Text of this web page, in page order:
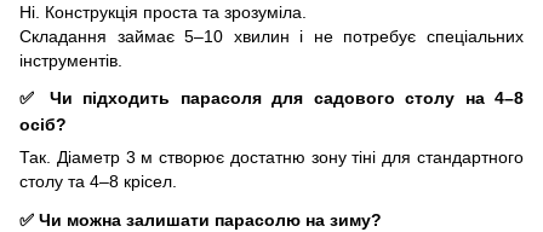
Ні. Конструкція проста та зрозуміла.
Складання займає 5–10 хвилин і не потребує спеціальних
інструментів.
✅ Чи підходить парасоля для садового столу на 4–8
осіб?
Так. Діаметр 3 м створює достатню зону тіні для стандартного
столу та 4–8 крісел.
✅ Чи можна залишати парасолю на зиму?